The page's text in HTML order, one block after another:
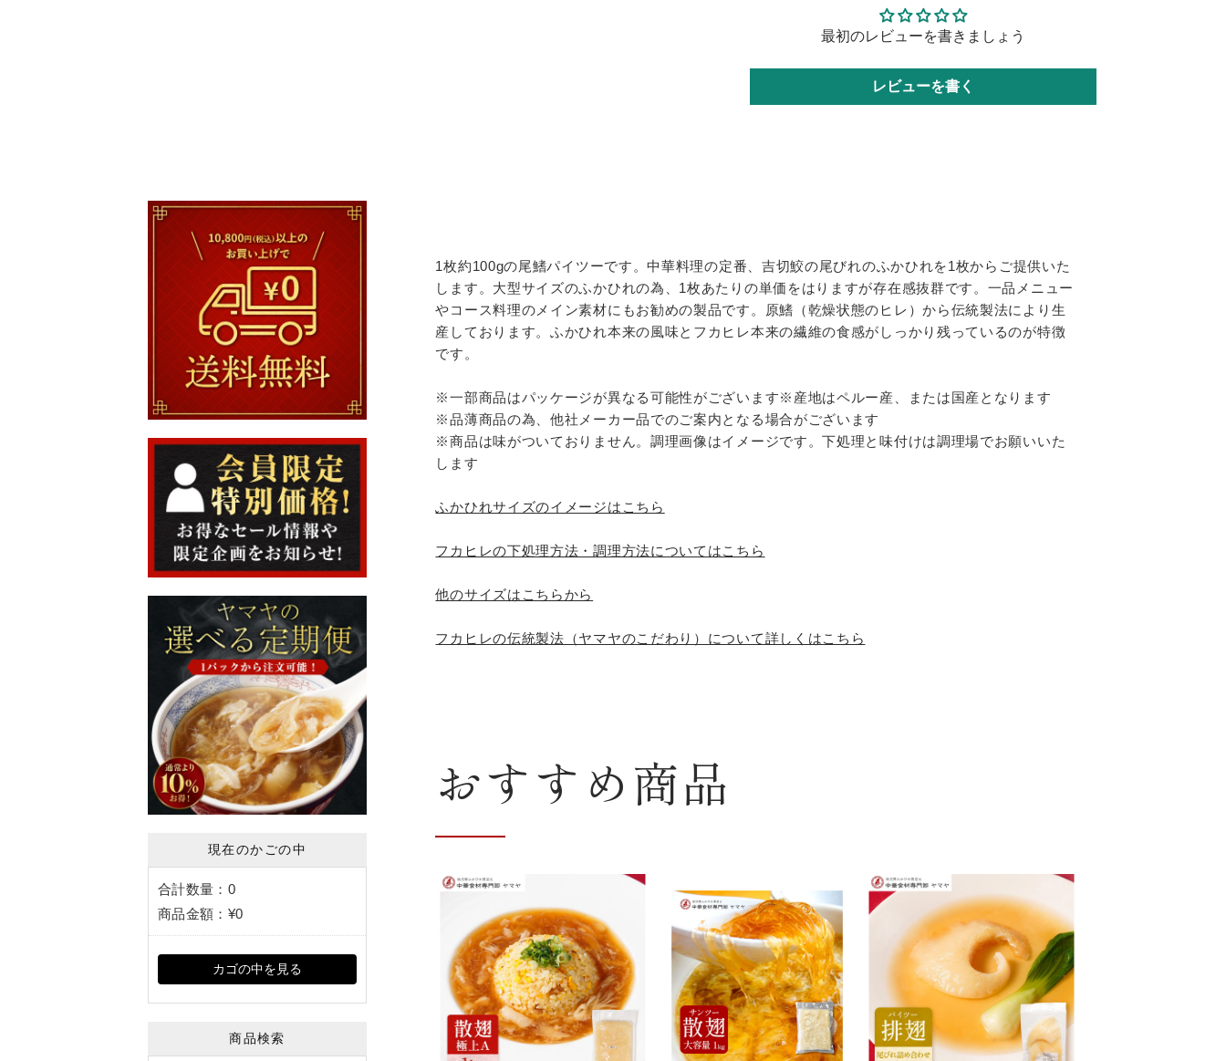
最初のレビューを書きましょう
レビューを書く
ト
に
商
品
を
加
す
る
1枚約100gの尾鰭パイツーです。中華料理の定番、吉切鮫の尾びれのふかひれを1枚からご提供いた
します。大型サイズのふかひれの為、1枚あたりの単価をはりますが存在感抜群です。一品メニュー
やコース料理のメイン素材にもお勧めの製品です。原鰭（乾燥状態のヒレ）から伝統製法により生
産しております。ふかひれ本来の風味とフカヒレ本来の繊維の食感がしっかり残っているのが特徴
です。
※一部商品はパッケージが異なる可能性がございます※産地はペルー産、または国産となります
※品薄商品の為、他社メーカー品でのご案内となる場合がございます
※商品は味がついておりません。調理画像はイメージです。下処理と味付けは調理場でお願いいた
します
ふかひれサイズのイメージはこちら
フカヒレの下処理方法・調理方法についてはこちら
他のサイズはこちらから
フカヒレの伝統製法（ヤマヤのこだわり）について詳しくはこちら
おすすめ商品
現在のかごの中
合計数量： 0
商品金額： ¥0
カゴの中を見る
商品検索